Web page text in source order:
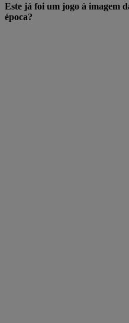
Este já foi um jogo à imagem
época?